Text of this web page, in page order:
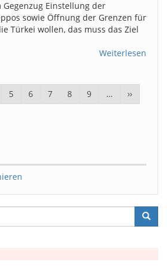
Einstellung der
sowie Öffnung der Grenzen für
Türkei wollen, das muss das Ziel
Weiterlesen
Page
5 Page
6 Page
7 Page
8 Page
9 …
Nächste
Seite
››